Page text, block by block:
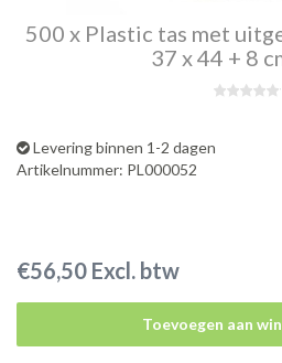
500 x Plastic tas met
37 x 44 + 8
Levering binnen 1-2 dagen
Artikelnummer: PL000052
€56,50 Excl. btw
Toevoegen aan